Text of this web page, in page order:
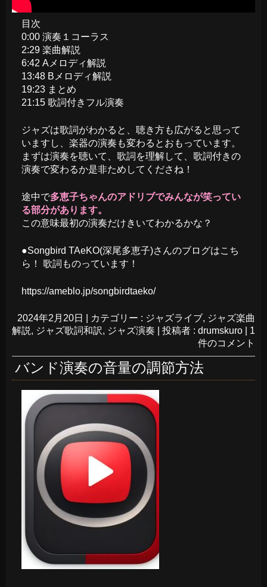
目次
0:00 演奏１コーラス
2:29 楽曲解説
6:42 Aメロディ解説
13:48 Bメロディ解説
19:23 まとめ
21:15 歌詞付きフル演奏
ジャズは歌詞がわかると、聴き方も広がると思って
いますし、楽器の演奏も変わるとおもっています。
まずは演奏を聴いて、歌詞を理解して、歌詞付きの
演奏で変わるか是非ためしてくださね！
途中で多恵子ちゃんのアドリブでみんなが笑ってい
る部分があります。
この意味最初の演奏だけきいてわかるかな？
●Songbird TAeKO(深尾多恵子)さんのブログはこち
ら！ 歌詞ものっています！
https://ameblo.jp/songbirdtaeko/
2024年2月20日 カテゴリー : ジャズライブ, ジャズ楽曲
解説, ジャズ歌詞和訳, ジャズ演奏 投稿者 : drumskuro
1
件のコメント
バンド演奏の音量の調節方法